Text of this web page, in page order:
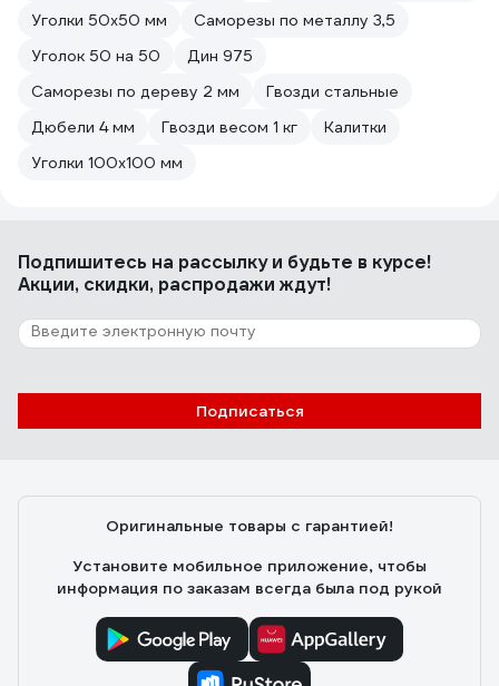
Уголки 50х50 мм
Саморезы по металлу 3,5
Уголок 50 на 50
Дин 975
Саморезы по дереву 2 мм
Гвозди стальные
Дюбели 4 мм
Гвозди весом 1 кг
Калитки
Уголки 100х100 мм
Подпишитесь на рассылкуи будьте в курсе!
Акции, скидки, распродажи ждут!
Подписаться
Оригинальные товары с гарантией!
Установите мобильное приложение, чтобы
информация по заказам всегда была под рукой